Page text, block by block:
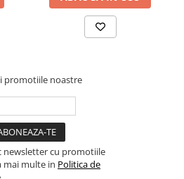
promotiile noastre
newsletter cu promotiile
mai multe in Politica de